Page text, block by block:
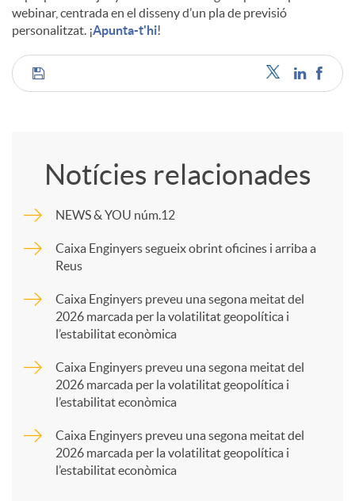
webinar, centrada en el disseny d’un pla de previsió
personalitzat. ¡Apunta-t'hi!
C
m
p
a
Notícies relacionades
NEWS & YOU núm.12
Caixa Enginyers segueix obrint oficines i arriba a
Reus
Caixa Enginyers preveu una segona meitat del
2026 marcada per la volatilitat geopolítica i
l’estabilitat econòmica
Caixa Enginyers preveu una segona meitat del
2026 marcada per la volatilitat geopolítica i
l’estabilitat econòmica
Caixa Enginyers preveu una segona meitat del
2026 marcada per la volatilitat geopolítica i
l’estabilitat econòmica